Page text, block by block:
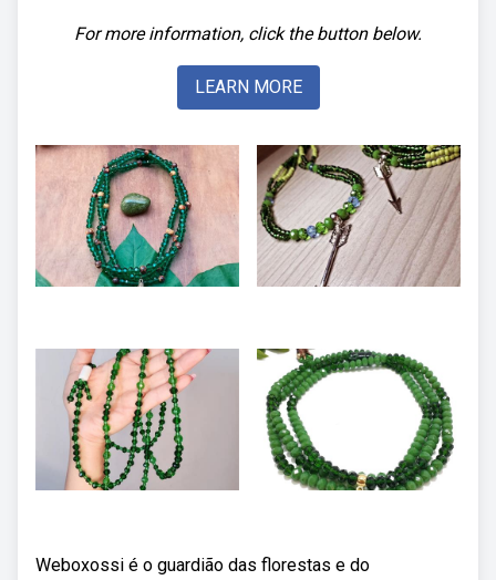
For more information, click the button below.
LEARN MORE
Weboxossi é o guardião das florestas e do